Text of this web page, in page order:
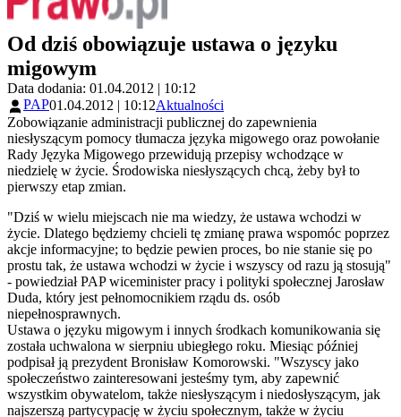
Od dziś obowiązuje ustawa o języku
migowym
Data dodania: 01.04.2012 | 10:12
PAP01.04.2012 | 10:12Aktualności
Zobowiązanie administracji publicznej do zapewnienia
niesłyszącym pomocy tłumacza języka migowego oraz powołanie
Rady Języka Migowego przewidują przepisy wchodzące w
niedzielę w życie. Środowiska niesłyszących chcą, żeby był to
pierwszy etap zmian.
"Dziś w wielu miejscach nie ma wiedzy, że ustawa wchodzi w
życie. Dlatego będziemy chcieli tę zmianę prawa wspomóc poprzez
akcje informacyjne; to będzie pewien proces, bo nie stanie się po
prostu tak, że ustawa wchodzi w życie i wszyscy od razu ją stosują"
- powiedział PAP wiceminister pracy i polityki społecznej Jarosław
Duda, który jest pełnomocnikiem rządu ds. osób
niepełnosprawnych.
Ustawa o języku migowym i innych środkach komunikowania się
została uchwalona w sierpniu ubiegłego roku. Miesiąc później
podpisał ją prezydent Bronisław Komorowski. "Wszyscy jako
społeczeństwo zainteresowani jesteśmy tym, aby zapewnić
wszystkim obywatelom, także niesłyszącym i niedosłyszącym, jak
najszerszą partycypację w życiu społecznym, także w życiu